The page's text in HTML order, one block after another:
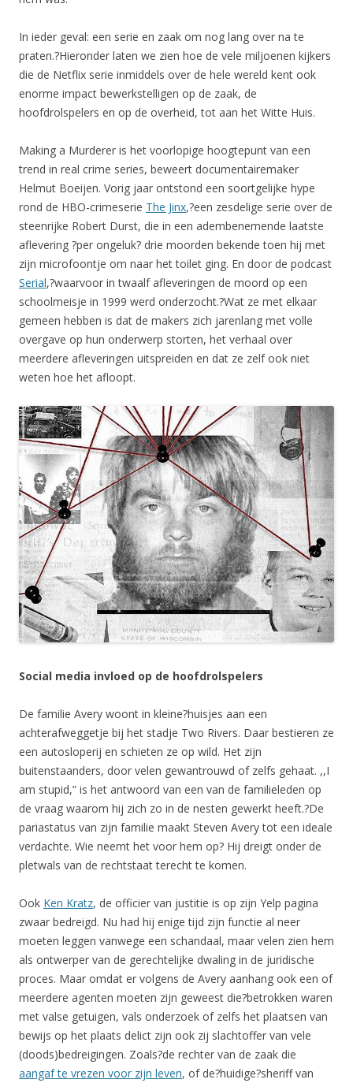
In ieder geval: een serie en zaak om nog lang over na te
praten.?Hieronder laten we zien hoe de vele miljoenen kijkers
die de Netflix serie inmiddels over de hele wereld kent ook
enorme impact bewerkstelligen op de zaak, de
hoofdrolspelers en op de overheid, tot aan het Witte Huis.
Making a Murderer is het voorlopige hoogtepunt van een
trend in real crime series, beweert documentairemaker
Helmut Boeijen. Vorig jaar ontstond een soortgelijke hype
rond de HBO-crimeserie The Jinx,?een zesdelige serie over de
steenrijke Robert Durst, die in een adembenemende laatste
aflevering ?per ongeluk? drie moorden bekende toen hij met
zijn microfoontje om naar het toilet ging. En door de podcast
Serial,?waarvoor in twaalf afleveringen de moord op een
schoolmeisje in 1999 werd onderzocht.?Wat ze met elkaar
gemeen hebben is dat de makers zich jarenlang met volle
overgave op hun onderwerp storten, het verhaal over
meerdere afleveringen uitspreiden en dat ze zelf ook niet
weten hoe het afloopt.
Social media invloed op de hoofdrolspelers
De familie Avery woont in kleine?huisjes aan een
achterafweggetje bij het stadje Two Rivers. Daar bestieren ze
een autosloperij en schieten ze op wild. Het zijn
buitenstaanders, door velen gewantrouwd of zelfs gehaat. ,,I
am stupid,” is het antwoord van een van de familieleden op
de vraag waarom hij zich zo in de nesten gewerkt heeft.?De
pariastatus van zijn familie maakt Steven Avery tot een ideale
verdachte. Wie neemt het voor hem op? Hij dreigt onder de
pletwals van de rechtstaat terecht te komen.
Ook Ken Kratz, de officier van justitie is op zijn Yelp pagina
zwaar bedreigd. Nu had hij enige tijd zijn functie al neer
moeten leggen vanwege een schandaal, maar velen zien hem
als ontwerper van de gerechtelijke dwaling in de juridische
proces. Maar omdat er volgens de Avery aanhang ook een of
meerdere agenten moeten zijn geweest die?betrokken waren
met valse getuigen, vals onderzoek of zelfs het plaatsen van
bewijs op het plaats delict zijn ook zij slachtoffer van vele
(doods)bedreigingen. Zoals?de rechter van de zaak die
aangaf te vrezen voor zijn leven, of de?huidige?sheriff van